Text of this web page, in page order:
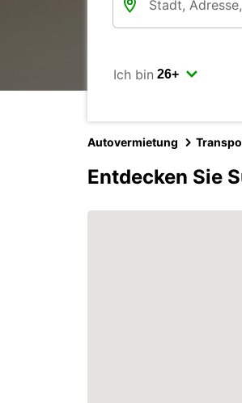
Ich bin
Autovermietung
Entdecken Sie